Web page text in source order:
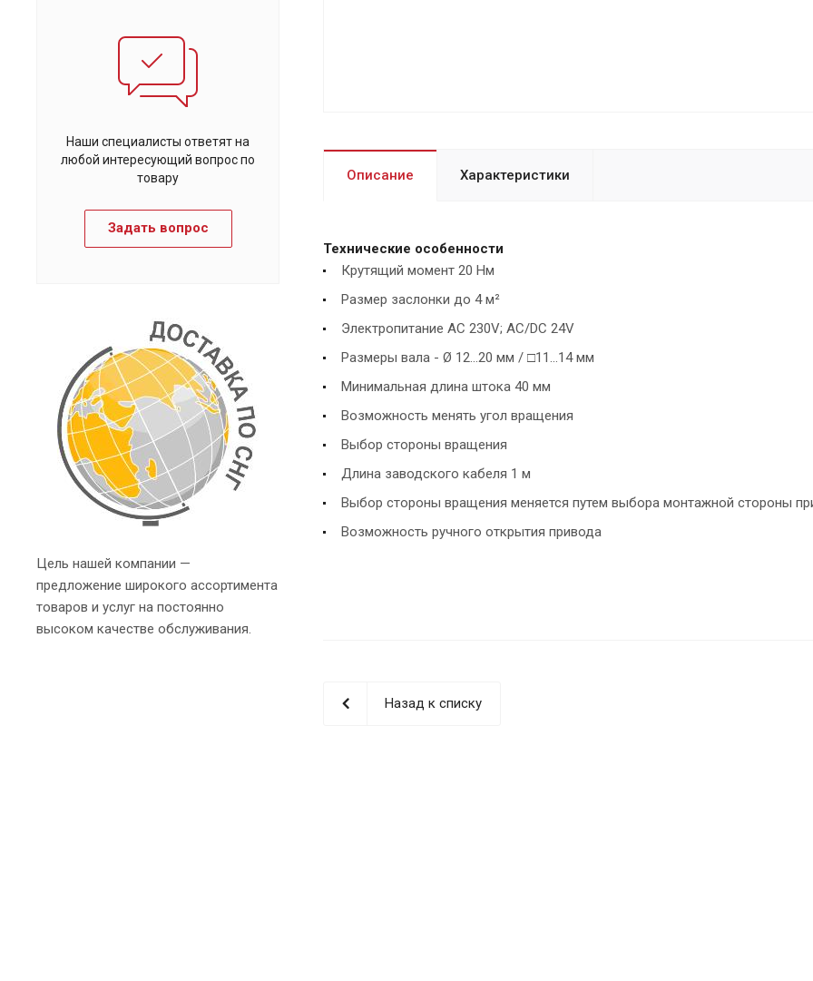
Описание Характеристики
Технические особенности
Крутящий момент 20 Нм
Размер заслонки до 4 м²
Электропитание AC 230V; AC/DC 24V
Размеры вала - Ø 12...20 мм / □11...14 мм
Минимальная длина штока 40 мм
Возможность менять угол вращения
Выбор стороны вращения
Длина заводского кабеля 1 м
Выбор стороны вращения меняется путем выбора монтажной стороны
Возможность ручного открытия привода
Назад к списку
Наши специалисты ответят на
любой интересующий вопрос по
товару
Задать вопрос
Цель нашей компании —
предложение широкого ассортимента
товаров и услуг на постоянно
высоком качестве обслуживания.